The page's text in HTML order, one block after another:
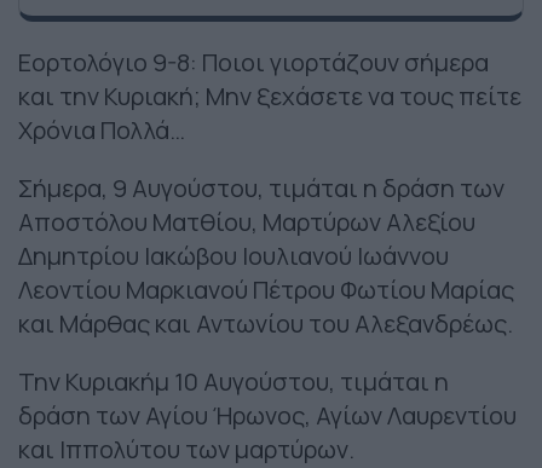
Εορτολόγιο 9-8: Ποιοι γιορτάζουν σήμερα
και την Κυριακή; Μην ξεχάσετε να τους πείτε
Χρόνια Πολλά…
Σήμερα, 9 Αυγούστου, τιμάται η δράση των
Αποστόλου Ματθίου, Μαρτύρων Αλεξίου
Δημητρίου Ιακώβου Ιουλιανού Ιωάννου
Λεοντίου Μαρκιανού Πέτρου Φωτίου Μαρίας
και Μάρθας και Αντωνίου του Αλεξανδρέως.
Την Κυριακήμ 10 Αυγούστου, τιμάται η
δράση των Αγίου Ήρωνος, Αγίων Λαυρεντίου
και Ιππολύτου των μαρτύρων.